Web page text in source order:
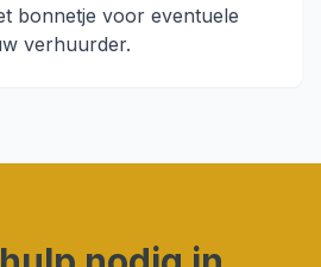
bonnetje voor eventuele
verhuurder.